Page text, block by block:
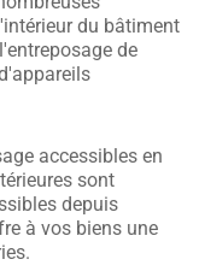
du bâtiment
de
accessibles en
sont
depuis
à vos biens une